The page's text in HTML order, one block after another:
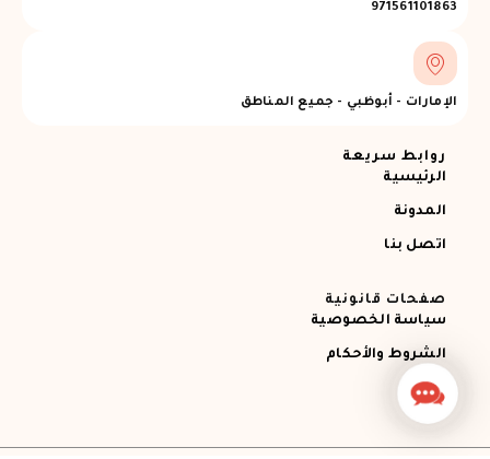
971561101863
الإمارات - أبوظبي - جميع المناطق
روابط سريعة
الرئيسية
المدونة
اتصل بنا
صفحات قانونية
سياسة الخصوصية
الشروط والأحكام
Contact
Us